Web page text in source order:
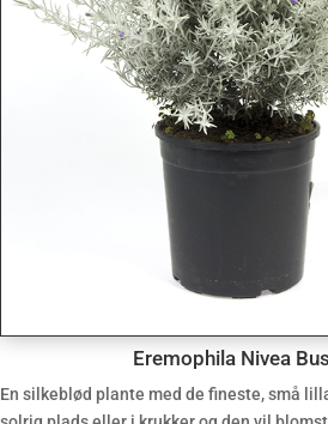
Eremophila Nivea
En silkeblød plante med de fineste, små